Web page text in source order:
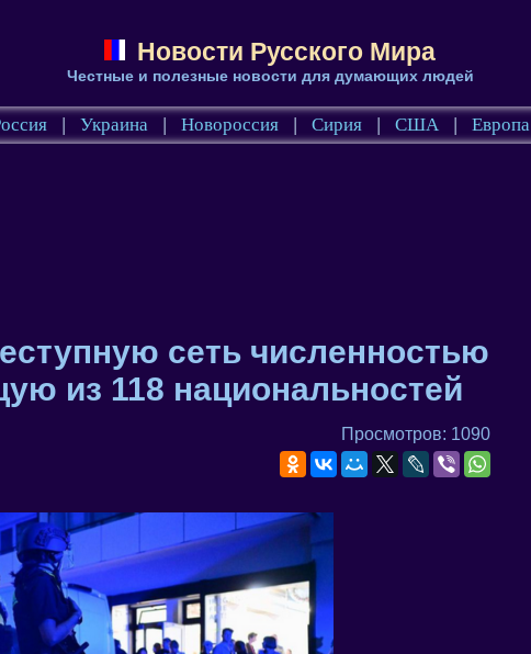
Новости Русского Мира
Честные и полезные новости для думающих людей
| Украина | Новороссия | Сирия | США | Европа
сеть численностью
из 118 национальностей
Просмотров: 1090